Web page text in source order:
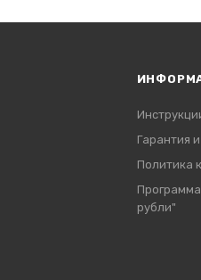
Гарантия
Политика
рубли"